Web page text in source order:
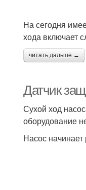
На сегодня
хода включает
читать дальше →
Датчик
Сухой ход
оборудование
Насос